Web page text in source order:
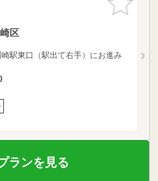
りに追加
区
駅東口（駅出て右手）にお進み
ランを見る